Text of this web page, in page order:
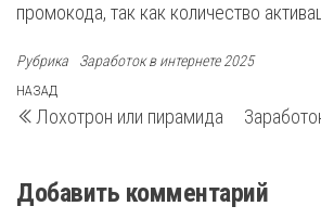
промокода, так как количество
Рубрика Заработок в интернете 2025
Навигация
по
Предыдущая
запись
НАЗАД
Лохотрон или пирамида
Добавить комментарий